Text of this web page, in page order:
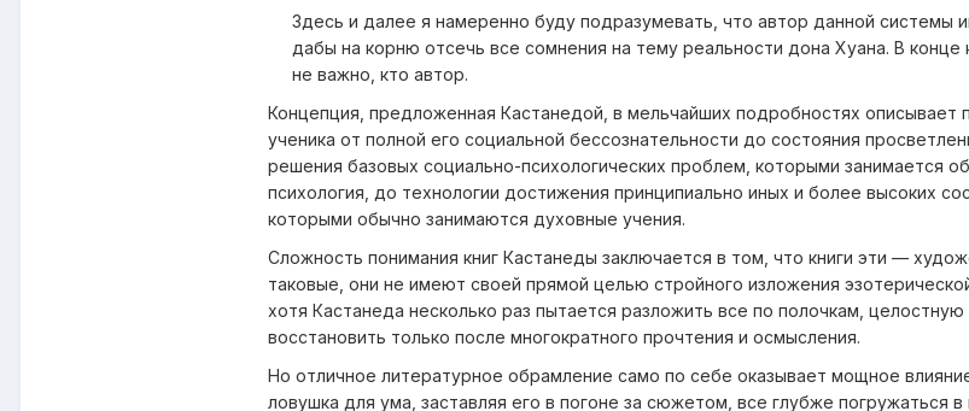
Здесь и далее я намеренно буду подразумевать, что автор данной системы
дабы на корню отсечь все сомнения на тему реальности дона Хуана. В
не важно, кто автор.
Концепция, предложенная Кастанедой, в мельчайших подробностях описывает
ученика от полной его социальной бессознательности до состояния
решения базовых социально-психологических проблем, которыми занимается
психология, до технологии достижения принципиально иных и более высоких
которыми обычно занимаются духовные учения.
Сложность понимания книг Кастанеды заключается в том, что книги эти —
таковые, они не имеют своей прямой целью стройного изложения
хотя Кастанеда несколько раз пытается разложить все по полочкам,
восстановить только после многократного прочтения и осмысления.
Но отличное литературное обрамление само по себе оказывает мощное
ловушка для ума, заставляя его в погоне за сюжетом, все глубже погружаться в